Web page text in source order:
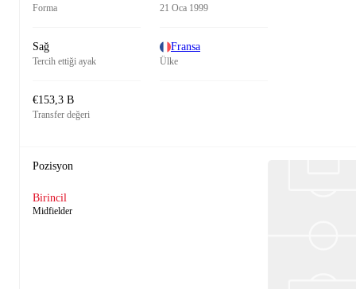
Forma 21 Oca 1999
Sağ
Tercih ettiği ayak
Fransa
Ülke
€153,3 B
Transfer değeri
Pozisyon
Birincil
Midfielder